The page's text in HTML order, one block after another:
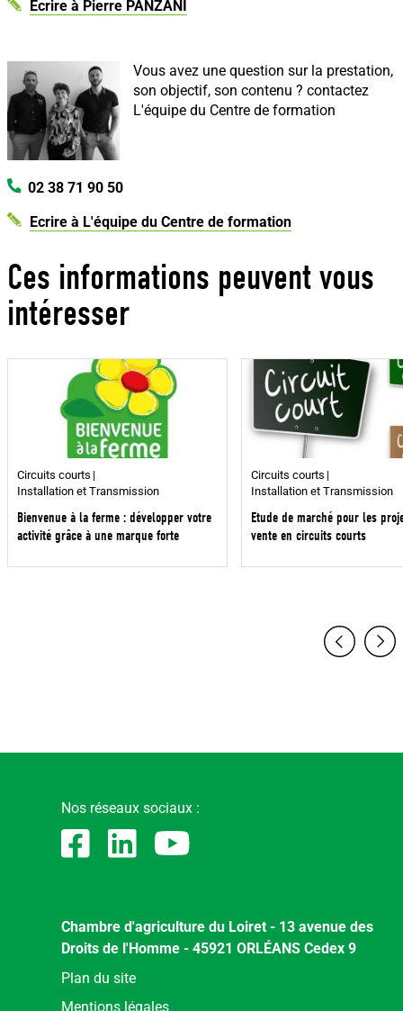
Ecrire à Pierre PANZANI
Vous avez une question sur la prestation,
son objectif, son contenu ? contactez
L'équipe du Centre de formation
02 38 71 90 50
Ecrire à L'équipe du Centre de formation
Ces informations peuvent vous
intéresser
Circuits courts
Installation et Transmission
Bienvenue à la ferme : développer votre
activité grâce à une marque forte
Circuits courts
Installation et Transmission
Etude de marché pour les
vente en circuits courts
Nos réseaux sociaux :
Chambre d'agriculture du Loiret - 13 avenue des
Droits de l'Homme - 45921 ORLÉANS Cedex 9
Menu
Pied
Plan du site
Mentions légales